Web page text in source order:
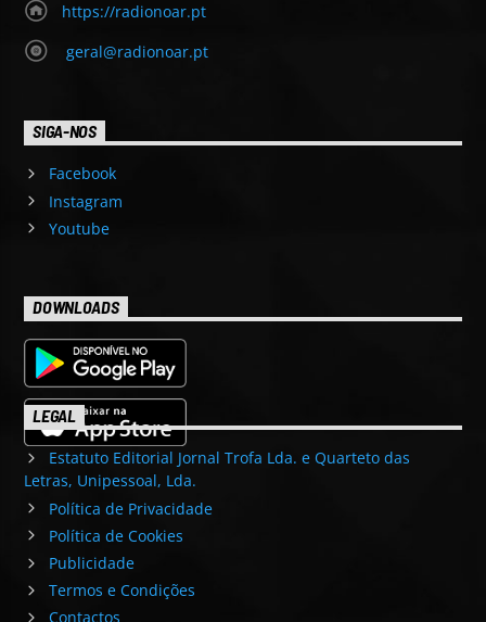
https://radionoar.pt
geral@radionoar.pt
SIGA-NOS
Facebook
Instagram
Youtube
DOWNLOADS
LEGAL
Estatuto Editorial Jornal Trofa Lda. e Quarteto das
Letras, Unipessoal, Lda.
Política de Privacidade
Política de Cookies
Publicidade
Termos e Condições
Contactos